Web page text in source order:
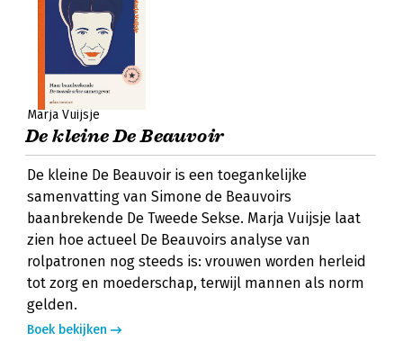
Marja Vuijsje
De kleine De Beauvoir
De kleine De Beauvoir is een toegankelijke
samenvatting van Simone de Beauvoirs
baanbrekende De Tweede Sekse. Marja Vuijsje laat
zien hoe actueel De Beauvoirs analyse van
rolpatronen nog steeds is: vrouwen worden herleid
tot zorg en moederschap, terwijl mannen als norm
gelden.
Boek bekijken